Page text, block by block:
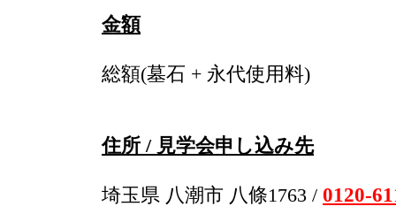
金額
総額(墓石 + 永代使用料)
住所 / 見学会申し込み先
埼玉県 八潮市 八條1763 / 0120-